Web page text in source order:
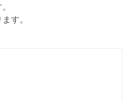
す。